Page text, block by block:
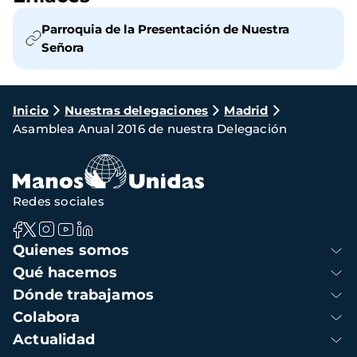
Parroquia de la Presentación de Nuestra
Señora
Ruta
de
navegación
Inicio Nuestras delegaciones
Madrid
Asamblea Anual 2016 de nuestra Delegación
Navegación
principal
Quienes somos
Qué hacemos
Dónde trabajamos
Colabora
Actualidad
Redes sociales